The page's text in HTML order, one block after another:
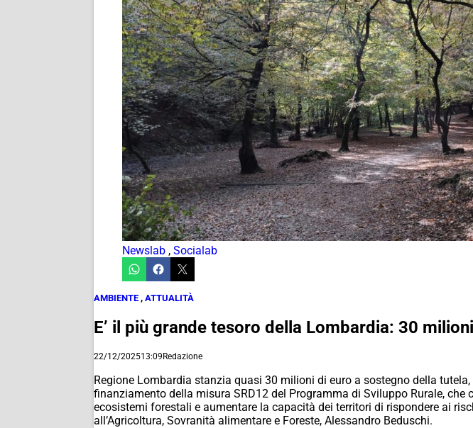
Newslab , Socialab
AMBIENTE , ATTUALITÀ
E’ il più grande tesoro della Lombardia: 30
22/12/202513:09Redazione
Regione Lombardia stanzia quasi 30 milioni di euro a sostegno della
finanziamento della misura SRD12 del Programma di Sviluppo Rurale,
ecosistemi forestali e aumentare la capacità dei territori di rispondere ai
all’Agricoltura, Sovranità alimentare e Foreste, Alessandro Beduschi.